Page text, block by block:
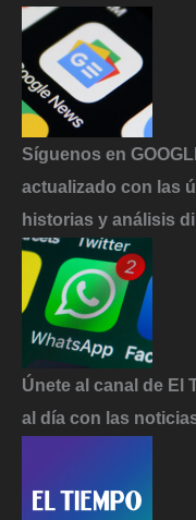
Síguenos en
actualizado con las
historias y análisis
Únete al canal de El
al día con las